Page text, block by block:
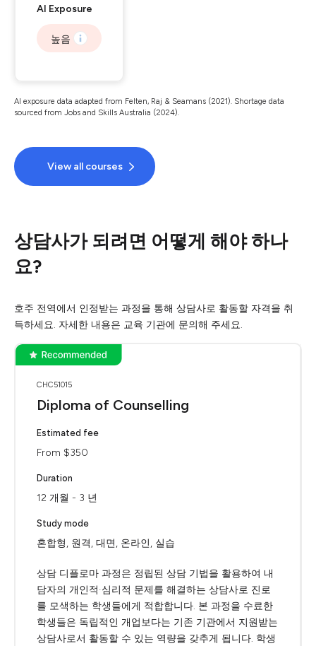
AI Exposure
높음
AI exposure data adapted from Felten, Raj & Seamans (2021). Shortage data
sourced from Jobs and Skills Australia (2024).
View all courses
상담사가 되려면 어떻게 해야 하나
요?
호주 전역에서 인정받는 과정을 통해 상담사로 활동할 자격을 취
득하세요. 자세한 내용은 교육 기관에 문의해 주세요.
CHC51015
Diploma of Counselling
Estimated fee
From $350
Duration
12 개월 - 3 년
Study mode
혼합형, 원격, 대면, 온라인, 실습
상담 디플로마 과정은 정립된 상담 기법을 활용하여 내
담자의 개인적·심리적 문제를 해결하는 상담사로 진로
를 모색하는 학생들에게 적합합니다. 본 과정을 수료한
학생들은 독립적인 개업보다는 기존 기관에서 지원받는
상담사로서 활동할 수 있는 역량을 갖추게 됩니다. 학생